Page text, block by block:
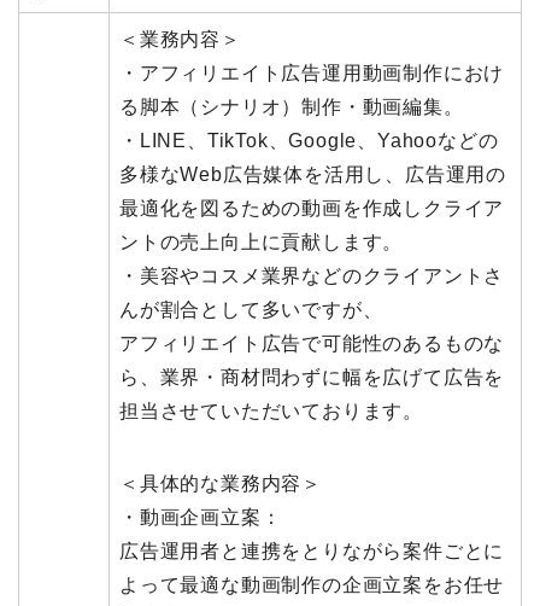
＜業務内容＞
・アフィリエイト広告運用動画制作におけ
る脚本（シナリオ）制作・動画編集。
・LINE、TikTok、Google、Yahooなどの
多様なWeb広告媒体を活用し、広告運用の
最適化を図るための動画を作成しクライア
ントの売上向上に貢献します。
・美容やコスメ業界などのクライアントさ
んが割合として多いですが、
アフィリエイト広告で可能性のあるものな
ら、業界・商材問わずに幅を広げて広告を
担当させていただいております。
＜具体的な業務内容＞
・動画企画立案：
広告運用者と連携をとりながら案件ごとに
よって最適な動画制作の企画立案をお任せ